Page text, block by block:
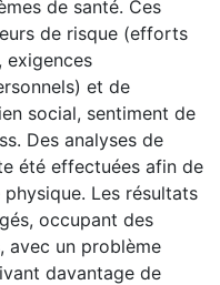
de santé. Ces
de risque (efforts
exigences
et de
social, sentiment de
Des analyses de
été effectuées afin de
Les résultats
occupant des
avec un problème
davantage de